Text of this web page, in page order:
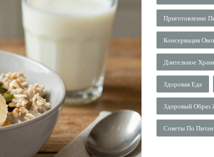
Приготовление
Консервация
Длительное
Здоровая Еда
Здоровый Образ
Советы По